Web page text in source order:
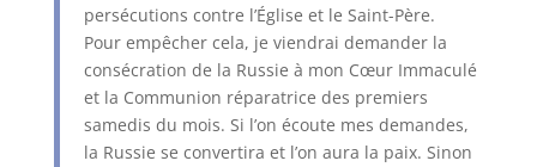
persécutions contre l’Église et le Saint-Père.
Pour empêcher cela, je viendrai demander la
consécration de la Russie à mon Cœur Immaculé
et la Communion réparatrice des premiers
samedis du mois. Si l’on écoute mes demandes,
la Russie se convertira et l’on aura la paix. Sinon